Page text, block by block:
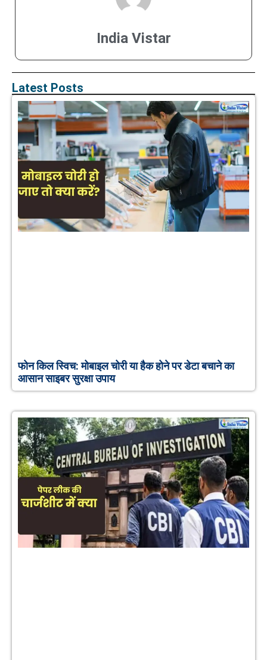
India Vistar
Latest Posts
फोन किल स्विच: मोबाइल चोरी या हैक होने पर डेटा बचाने का
आसान साइबर सुरक्षा उपाय